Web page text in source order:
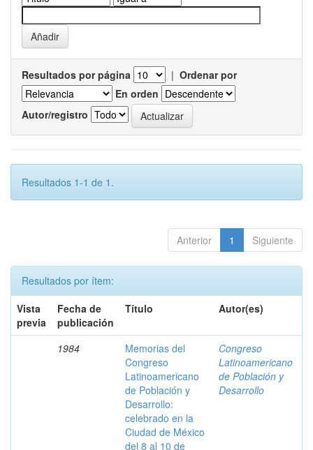
Resultados por página | Ordenar por
En orden
Autor/registro
Resultados 1-1 de 1.
Anterior 1 Siguiente
Resultados por ítem:
Vista
previa
Fecha de
publicación
Título Autor(es)
1984
Memorias del
Congreso
Latinoamericano
de Población y
Desarrollo:
celebrado en la
Ciudad de México
del 8 al 10 de
Congreso
Latinoamericano
de Población y
Desarrollo